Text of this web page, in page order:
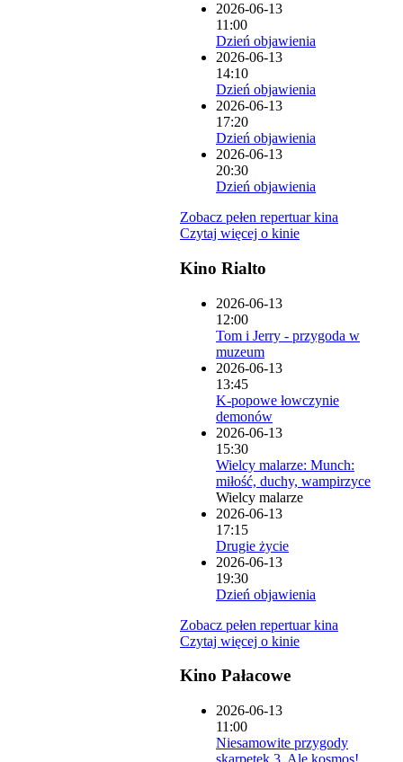
2026-06-13
11:00
Dzień objawienia
2026-06-13
14:10
Dzień objawienia
2026-06-13
17:20
Dzień objawienia
2026-06-13
20:30
Dzień objawienia
Zobacz pełen repertuar kina
Czytaj więcej o kinie
Kino Rialto
2026-06-13
12:00
Tom i Jerry - przygoda w
muzeum
2026-06-13
13:45
K-popowe łowczynie
demonów
2026-06-13
15:30
Wielcy malarze: Munch:
miłość, duchy, wampirzyce
Wielcy malarze
2026-06-13
17:15
Drugie życie
2026-06-13
19:30
Dzień objawienia
Zobacz pełen repertuar kina
Czytaj więcej o kinie
Kino Pałacowe
2026-06-13
11:00
Niesamowite przygody